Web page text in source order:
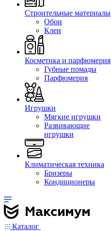
Строительные материалы
Обои
Клеи
Косметика и парфюмерия
Губные помады
Парфюмерия
Игрушки
Мягкие игрушки
Развивающие
игрушки
Климатическая техника
Бризеры
Кондиционеры
Каталог